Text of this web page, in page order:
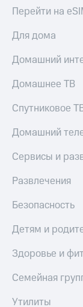
Перейти на
Для дома
Домашний
Домашнее ТВ
Спутниковое
Домашний
Сервисы и
Развлечения
Безопасность
Детям и
Здоровье и
Семейная
Утилиты